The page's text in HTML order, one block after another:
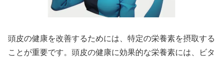
頭皮の健康を改善するためには、特定の栄養素を摂取する
ことが重要です。頭皮の健康に効果的な栄養素には、ビタ